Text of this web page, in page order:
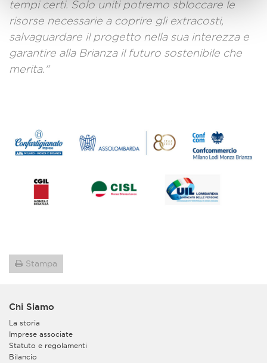
tempi certi. Solo uniti potremo sbloccare le
risorse necessarie a coprire gli extracosti,
salvaguardare il progetto nella sua interezza e
garantire alla Brianza il futuro sostenibile che
merita."
Stampa
Chi Siamo
La storia
Imprese associate
Statuto e regolamenti
Bilancio